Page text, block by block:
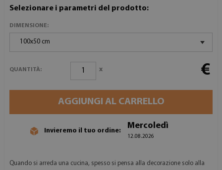
Selezionare i parametri del prodotto:
DIMENSIONE:
100x50 cm
QUANTITÀ: x €
AGGIUNGI AL CARRELLO
Invieremo il tuo ordine:
Mercoledì
12.08.2026
Quando si arreda una cucina, spesso si pensa alla decorazione solo alla